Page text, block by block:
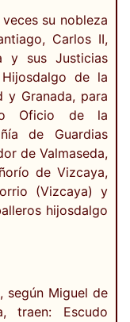
su nobleza
Carlos II,
y sus Justicias
de la
y Granada, para
Oficio de la
de Guardias
de Valmaseda,
de Vizcaya,
(Vizcaya) y
hijosdalgo
según Miguel de
traen: Escudo